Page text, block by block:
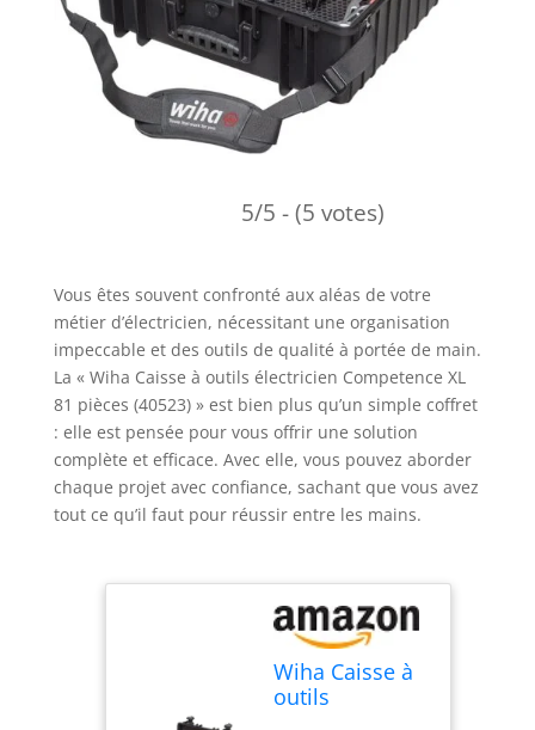
5/5 - (5 votes)
Vous êtes souvent confronté aux aléas de votre
métier d’électricien, nécessitant une organisation
impeccable et des outils de qualité à portée de main.
La « Wiha Caisse à outils électricien Competence XL
81 pièces (40523) » est bien plus qu’un simple coffret
: elle est pensée pour vous offrir une solution
complète et efficace. Avec elle, vous pouvez aborder
chaque projet avec confiance, sachant que vous avez
tout ce qu’il faut pour réussir entre les mains.
Wiha Caisse à
outils